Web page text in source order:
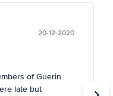
20-12-2020
of Guerin
late but